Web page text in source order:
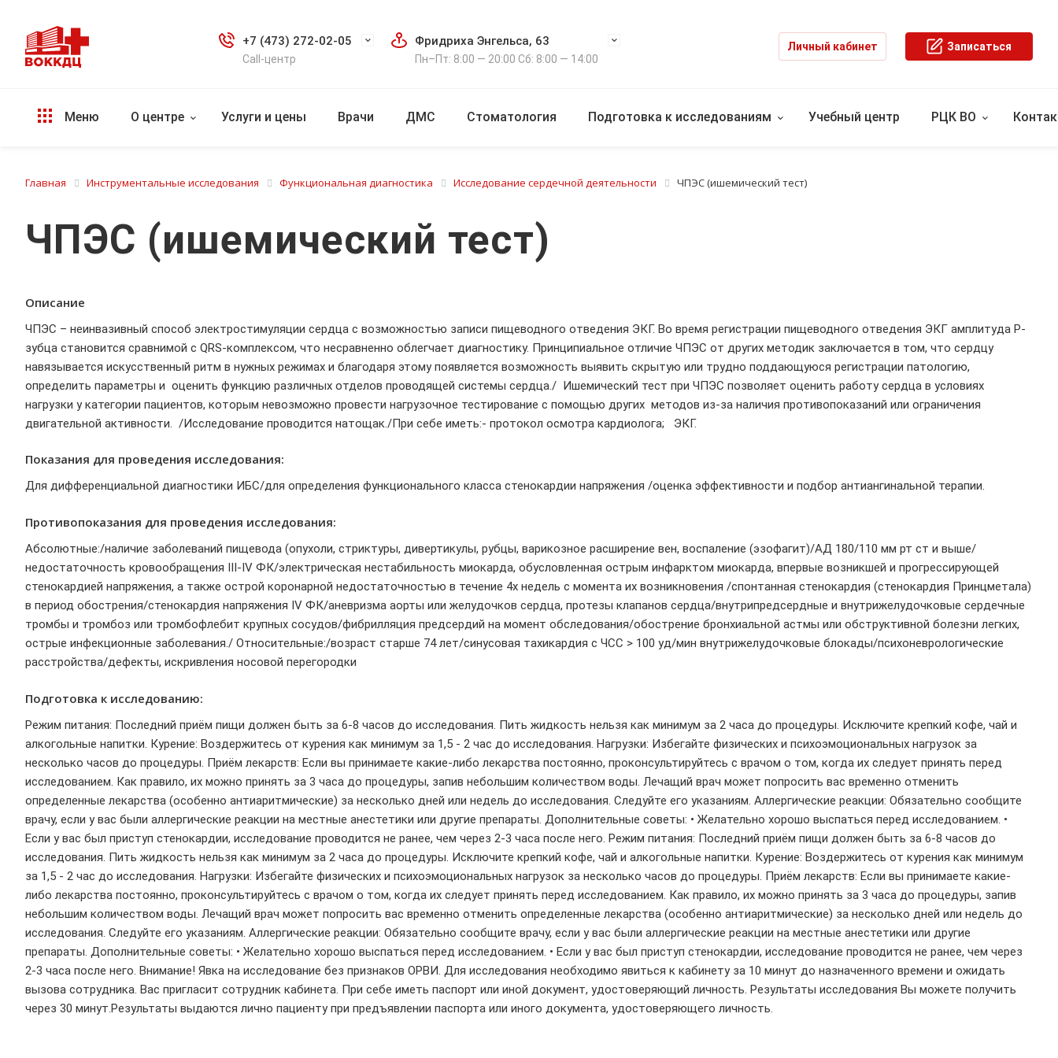
+7 (473) 272-02-05
Call-центр
Фридриха Энгельса, 63
Пн–Пт: 8:00 — 20:00 Сб: 8:00 — 14:00
Личный кабинет Записаться
Меню О центре Услуги и цены Врачи ДМС Стоматология Подготовка к исследованиям Учебный центр РЦК ВО
Главная Инструментальные исследования Функциональная диагностика Исследование сердечной деятельности ЧПЭС (ишемический тест)
ЧПЭС (ишемический тест)
Описание
ЧПЭС – неинвазивный способ электростимуляции сердца с возможностью записи пищеводного отведения ЭКГ. Во время регистрации пищеводного отведения ЭКГ амплитуда Р-
зубца становится сравнимой с QRS-комплексом, что несравненно облегчает диагностику. Принципиальное отличие ЧПЭС от других методик заключается в том, что сердцу
навязывается искусственный ритм в нужных режимах и благодаря этому появляется возможность выявить скрытую или трудно поддающуюся регистрации патологию,
определить параметры и оценить функцию различных отделов проводящей системы сердца./ Ишемический тест при ЧПЭС позволяет оценить работу сердца в условиях
нагрузки у категории пациентов, которым невозможно провести нагрузочное тестирование с помощью других методов из-за наличия противопоказаний или ограничения
двигательной активности. /Исследование проводится натощак./При себе иметь:- протокол осмотра кардиолога; ЭКГ.
Показания для проведения исследования:
Для дифференциальной диагностики ИБС/для определения функционального класса стенокардии напряжения /оценка эффективности и подбор антиангинальной терапии.
Противопоказания для проведения исследования:
Абсолютные:/наличие заболеваний пищевода (опухоли, стриктуры, дивертикулы, рубцы, варикозное расширение вен, воспаление (эзофагит)/АД 180/110 мм рт ст и выше/
недостаточность кровообращения III-IV ФК/электрическая нестабильность миокарда, обусловленная острым инфарктом миокарда, впервые возникшей и прогрессирующей
стенокардией напряжения, а также острой коронарной недостаточностью в течение 4х недель с момента их возникновения /спонтанная стенокардия (стенокардия Принцметала)
в период обострения/стенокардия напряжения IV ФК/аневризма аорты или желудочков сердца, протезы клапанов сердца/внутрипредсердные и внутрижелудочковые сердечные
тромбы и тромбоз или тромбофлебит крупных сосудов/фибрилляция предсердий на момент обследования/обострение бронхиальной астмы или обструктивной болезни легких,
острые инфекционные заболевания./ Относительные:/возраст старше 74 лет/синусовая тахикардия с ЧСС > 100 уд/мин внутрижелудочковые блокады/психоневрологические
расстройства/дефекты, искривления носовой перегородки
Подготовка к исследованию:
Режим питания: Последний приём пищи должен быть за 6-8 часов до исследования. Пить жидкость нельзя как минимум за 2 часа до процедуры. Исключите крепкий кофе, чай и
алкогольные напитки. Курение: Воздержитесь от курения как минимум за 1,5 - 2 час до исследования. Нагрузки: Избегайте физических и психоэмоциональных нагрузок за
несколько часов до процедуры. Приём лекарств: Если вы принимаете какие-либо лекарства постоянно, проконсультируйтесь с врачом о том, когда их следует принять перед
исследованием. Как правило, их можно принять за 3 часа до процедуры, запив небольшим количеством воды. Лечащий врач может попросить вас временно отменить
определенные лекарства (особенно антиаритмические) за несколько дней или недель до исследования. Следуйте его указаниям. Аллергические реакции: Обязательно сообщите
врачу, если у вас были аллергические реакции на местные анестетики или другие препараты. Дополнительные советы: • Желательно хорошо выспаться перед исследованием. •
Если у вас был приступ стенокардии, исследование проводится не ранее, чем через 2-3 часа после него. Режим питания: Последний приём пищи должен быть за 6-8 часов до
исследования. Пить жидкость нельзя как минимум за 2 часа до процедуры. Исключите крепкий кофе, чай и алкогольные напитки. Курение: Воздержитесь от курения как минимум
за 1,5 - 2 час до исследования. Нагрузки: Избегайте физических и психоэмоциональных нагрузок за несколько часов до процедуры. Приём лекарств: Если вы принимаете какие-
либо лекарства постоянно, проконсультируйтесь с врачом о том, когда их следует принять перед исследованием. Как правило, их можно принять за 3 часа до процедуры, запив
небольшим количеством воды. Лечащий врач может попросить вас временно отменить определенные лекарства (особенно антиаритмические) за несколько дней или недель до
исследования. Следуйте его указаниям. Аллергические реакции: Обязательно сообщите врачу, если у вас были аллергические реакции на местные анестетики или другие
препараты. Дополнительные советы: • Желательно хорошо выспаться перед исследованием. • Если у вас был приступ стенокардии, исследование проводится не ранее, чем через
2-3 часа после него. Внимание! Явка на исследование без признаков ОРВИ. Для исследования необходимо явиться к кабинету за 10 минут до назначенного времени и ожидать
вызова сотрудника. Вас пригласит сотрудник кабинета. При себе иметь паспорт или иной документ, удостоверяющий личность. Результаты исследования Вы можете получить
через 30 минут.Результаты выдаются лично пациенту при предъявлении паспорта или иного документа, удостоверяющего личность.